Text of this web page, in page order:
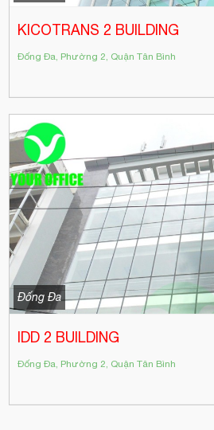
KICOTRANS 2 BUILDING
Đống Đa, Phường 2, Quận Tân Bình
Đống Đa
IDD 2 BUILDING
Đống Đa, Phường 2, Quận Tân Bình